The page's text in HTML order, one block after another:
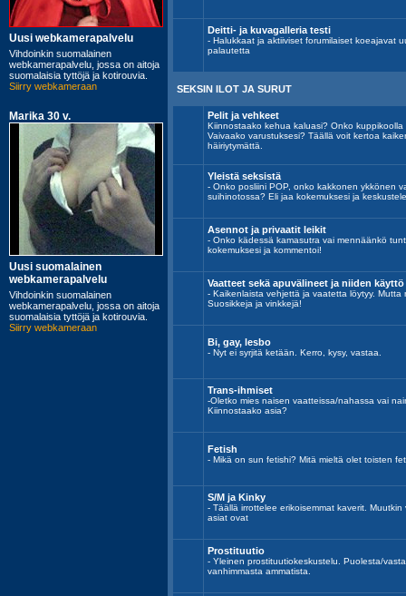
Deitti- ja kuvagalleria testi
- Halukkaat ja aktiiviset forumilaiset koeajavat
palautetta
SEKSIN ILOT JA SURUT
Pelit ja vehkeet
Kiinnostaako kehua kaluasi? Onko
Vaivaako varustuksesi? Täällä voit kertoa
häiriytymättä.
Yleistä seksistä
- Onko posliini POP, onko kakkonen ykkönen
suihinotossa? Eli jaa kokemuksesi ja
Asennot ja privaatit leikit
- Onko kädessä kamasutra vai mennäänkö
kokemuksesi ja kommentoi!
Vaatteet sekä apuvälineet ja niiden käyttö
- Kaikenlaista vehjettä ja vaatetta löytyy.
Suosikkeja ja vinkkejä!
Bi, gay, lesbo
- Nyt ei syrjitä ketään. Kerro, kysy, vastaa.
Trans-ihmiset
-Oletko mies naisen vaatteissa/nahassa vai
Kiinnostaako asia?
Fetish
- Mikä on sun fetishi? Mitä mieltä olet toisten
S/M ja Kinky
- Täällä irrottelee erikoisemmat kaverit.
asiat ovat
Prostituutio
- Yleinen prostituutiokeskustelu. Puolesta/
vanhimmasta ammatista.